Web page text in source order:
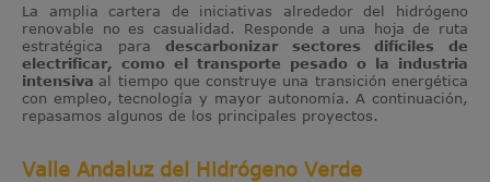
La amplia cartera de iniciativas alrededor del hidrógeno
renovable no es casualidad. Responde a una hoja de ruta
estratégica paradescarbonizar sectores difíciles de
electrificar, como el transporte pesado o la industria
intensiva al tiempo que construye una transición energética
con empleo, tecnología y mayor autonomía. A continuación,
repasamos algunos de los principales proyectos.
Valle Andaluz del Hidrógeno Verde